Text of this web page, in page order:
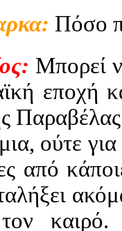
Πόσο
Μπορεί
εποχή
ούτε
από
καιρό.